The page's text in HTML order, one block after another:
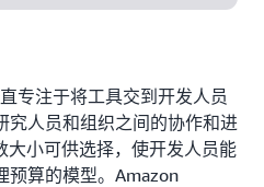
器的，因此您无需管理任
功能安全地集成和部署到您
您可以专注于自己最擅长的
专注于将工具交到开发人员
究人员和组织之间的协作和进
大小可供选择，使开发人员能
预算的模型。Amazon